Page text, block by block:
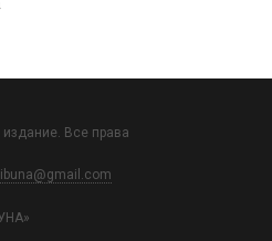
Все права